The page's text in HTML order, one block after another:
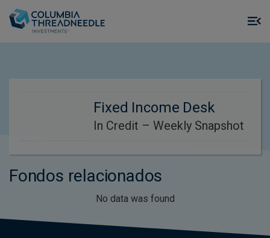
Fixed Income Desk
In Credit – Weekly Snapshot
Fondos relacionados
No data was found